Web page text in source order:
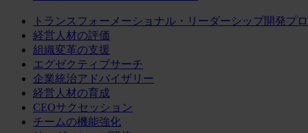
トランスフォーメーショナル・リーダーシップ開発プ
経営人材の評価
組織変革の支援
エグゼクティブサーチ
企業統治アドバイザリー
経営人材の育成
CEOサクセッション
チームの機能強化